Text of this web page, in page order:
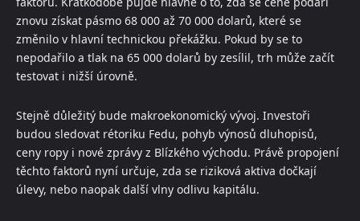
znovu získat pásmo 68 000 až 70 000 dolarů, které se
změnilo v hlavní technickou překážku. Pokud by se to
nepodařilo a tlak na 65 000 dolarů by zesílil, trh může začít
testovat i nižší úrovně.
Stejně důležitý bude makroekonomický vývoj. Investoři
budou sledovat rétoriku Fedu, pohyb výnosů dluhopisů,
ceny ropy i nové zprávy z Blízkého východu. Právě propojení
těchto faktorů nyní určuje, zda se riziková aktiva dočkají
úlevy, nebo naopak další vlny odlivu kapitálu.